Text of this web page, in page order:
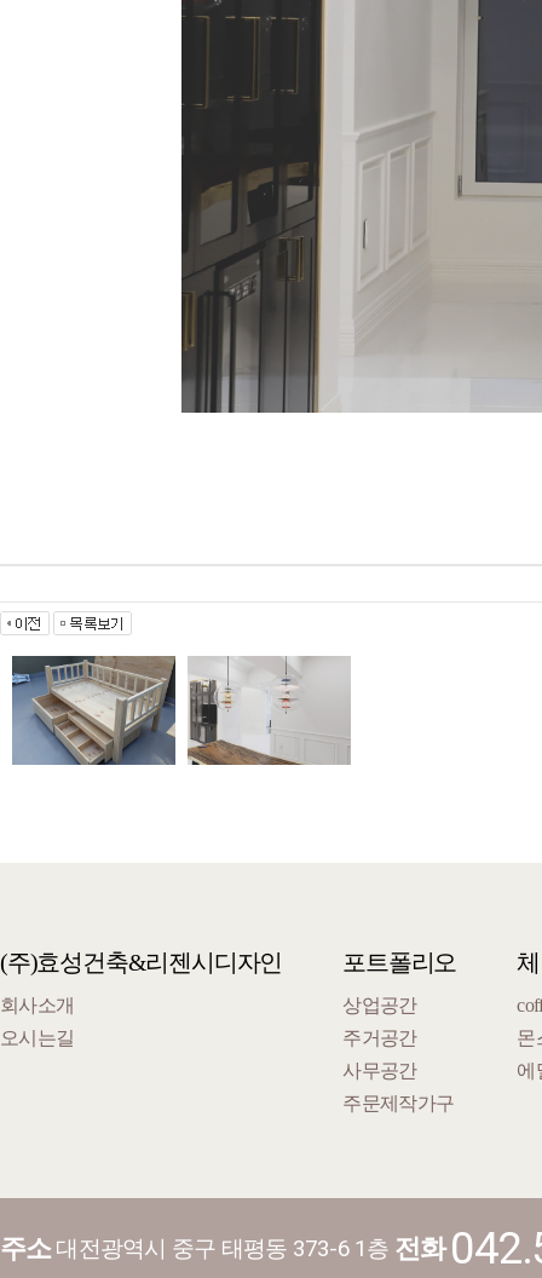
(주)효성건축&리젠시디자인
회사소개
오시는길
포트폴리오
상업공간
주거공간
사무공간
주문제작가구
몬
에
주소대전광역시 중구 태평동 373-6 1층 전화